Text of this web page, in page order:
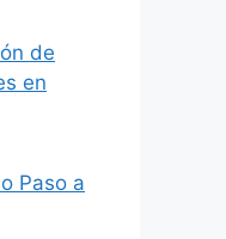
de
en
Paso a